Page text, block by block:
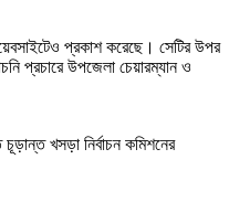
প্রকাশ করেছে। সেটির উপর
প্রচারে উপজেলা চেয়ারম্যান ও
খসড়া নির্বাচন কমিশনের